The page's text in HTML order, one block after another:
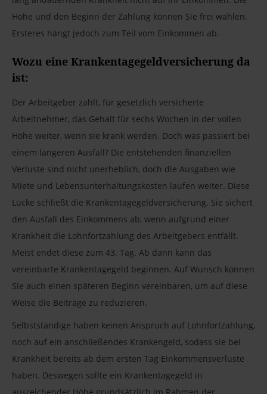
Höhe und den Beginn der Zahlung können Sie frei wählen.
Ersteres hängt jedoch zum Teil vom Einkommen ab.
Wozu eine Krankentagegeldversicherung da
ist:
Der Arbeitgeber zahlt, für gesetzlich versicherte
Arbeitnehmer, das Gehalt für sechs Wochen in der vollen
Höhe weiter, wenn sie krank werden. Doch was passiert bei
einem längeren Ausfall? Die entstehenden finanziellen
Verluste sind nicht unerheblich, doch die Ausgaben wie
Miete und Lebensunterhaltungskosten laufen weiter. Diese
Lücke schließt die Krankentagegeldversicherung. Sie sichert
den Ausfall des Einkommens ab, wenn aufgrund einer
Krankheit die Lohnfortzahlung des Arbeitgebers entfällt.
Meist endet diese zum 43. Tag. Ab dann kann das
vereinbarte Krankentagegeld beginnen. Auf Wunsch können
Sie auch einen späteren Beginn vereinbaren, um auf diese
Weise die Beiträge zu reduzieren.
Selbstständige haben keinen Anspruch auf Lohnfortzahlung,
noch auf ein anschließendes Krankengeld, sodass sie bei
Krankheit bereits ab dem ersten Tag Einkommensverluste
haben. Deswegen sollte ein Krankentagegeld in